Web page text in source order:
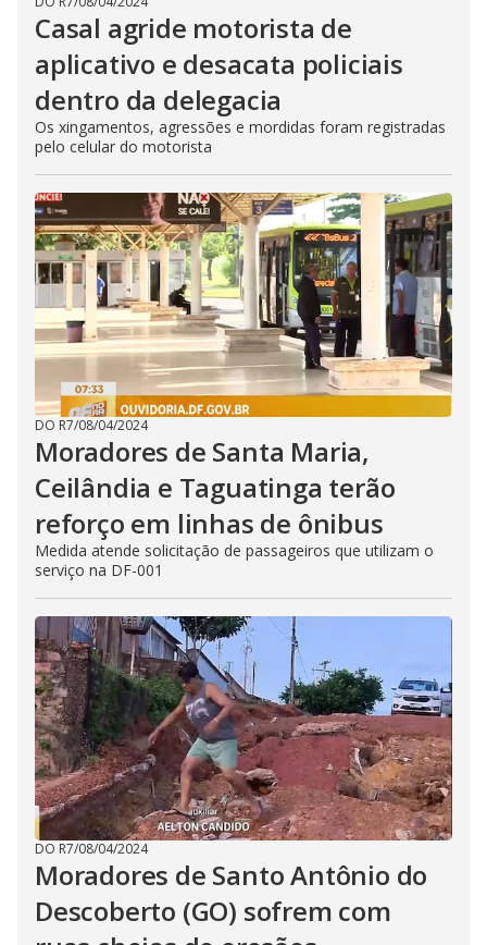
Casal agride motorista de
aplicativo e desacata policiais
dentro da delegacia
Os xingamentos, agressões e mordidas foram registradas
pelo celular do motorista
DO R7/08/04/2024
Moradores de Santa Maria,
Ceilândia e Taguatinga terão
reforço em linhas de ônibus
Medida atende solicitação de passageiros que utilizam o
serviço na DF-001
DO R7/08/04/2024
Moradores de Santo Antônio do
Descoberto (GO) sofrem com